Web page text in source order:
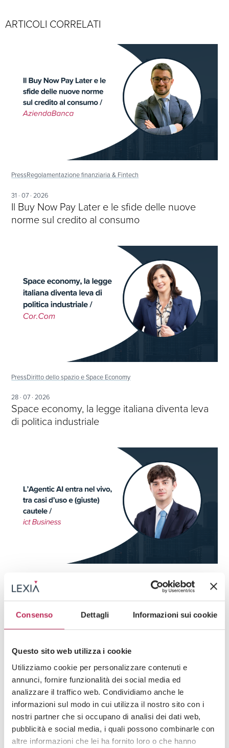
Consenso Dettagli Informazioni sui cookie
Questo sito web utilizza i cookie
Utilizziamo cookie per personalizzare contenuti e
annunci, fornire funzionalità dei social media ed
analizzare il traffico web. Condividiamo anche le
informazioni sul modo in cui utilizza il nostro sito con i
nostri partner che si occupano di analisi dei dati web,
pubblicità e social media, i quali possono combinarle con
altre informazioni che lei ha fornito loro o che hanno
Iscriviti alla newsletter
ARTICOLI CORRELATI
PressRegolamentazione finanziaria & Fintech
31 · 07 · 2026
Il Buy Now Pay Later e le sfide delle nuove
norme sul credito al consumo
PressDiritto dello spazio e Space Economy
28 · 07 · 2026
Space economy, la legge italiana diventa leva
di politica industriale
Privacy e diritto dell'innovazione
28 · 07 · 2026
L’Agentic AI entra nel vivo, tra casi d’uso e
(giuste) cautele